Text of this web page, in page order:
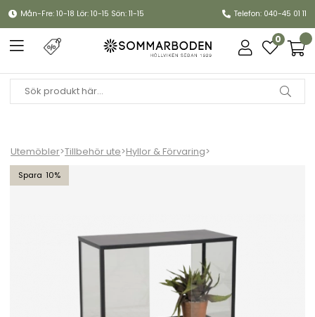
Mån-Fre: 10-18 Lör: 10-15 Sön: 11-15 Telefon: 040-45 01 11
0
Utemöbler>Tillbehör ute>Hyllor & Förvaring>
10
Grower Greens växtskåp, Låg - svart